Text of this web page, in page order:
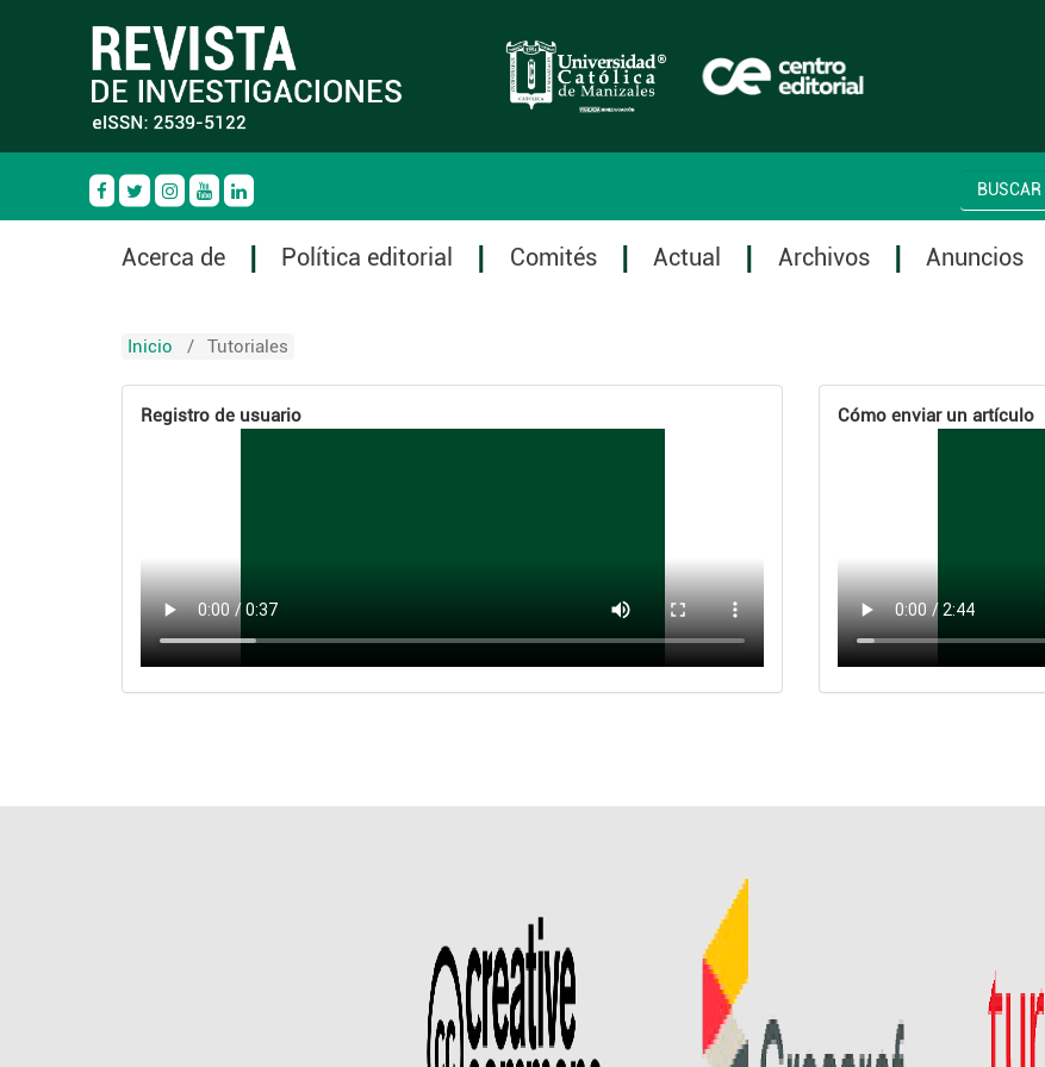
Acerca de Política editorial Comités Actual Archivos Anuncios
Inicio / Tutoriales
Registro de usuario Cómo enviar un artículo